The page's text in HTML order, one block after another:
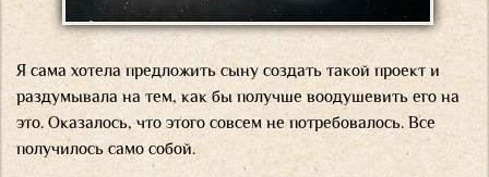
Я сама хотела предложить сыну создать такой проект и
раздумывала на тем, как бы получше воодушевить его на
это. Оказалось, что этого совсем не потребовалось. Все
получилось само собой.